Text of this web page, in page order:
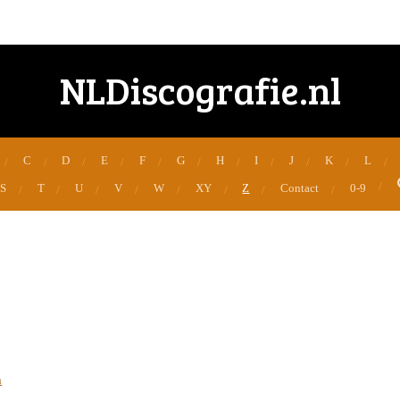
NLDiscografie.nl
C D E F G H I J K L
S T U V W XY Z Contact 0-9